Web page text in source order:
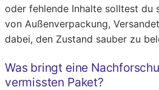
oder fehlende Inhalte solltest du
von Außenverpackung,
dabei, den Zustand sauber zu
Was bringt eine
vermissten Paket?